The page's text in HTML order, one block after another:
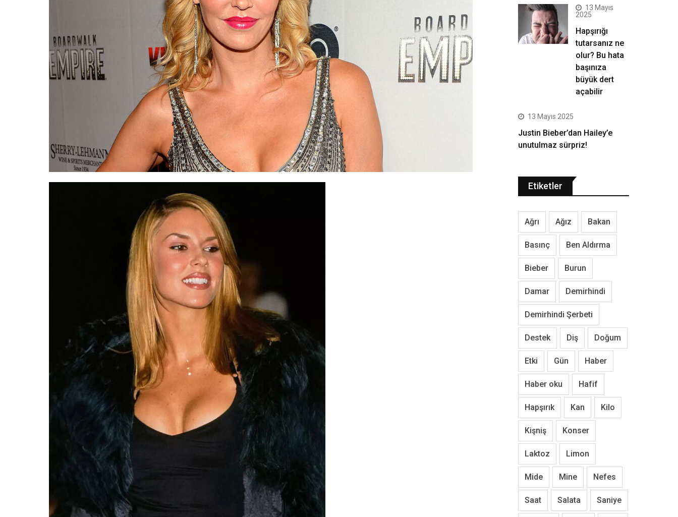
13 Mayıs
2025
Hapşırığı
tutarsanız ne
olur? Bu hata
başınıza
büyük dert
açabilir
13 Mayıs 2025
Justin Bieber’dan Hailey’e
unutulmaz sürpriz!
Etiketler
Ağrı Ağız Bakan
Basınç Ben Aldırma
Bieber Burun
Damar Demirhindi
Demirhindi Şerbeti
Destek Diş Doğum
Etki Gün Haber
Haber oku Hafif
Hapşırık Kan Kilo
Kişniş Konser
Laktoz Limon
Mide Mine Nefes
Saat Salata Saniye